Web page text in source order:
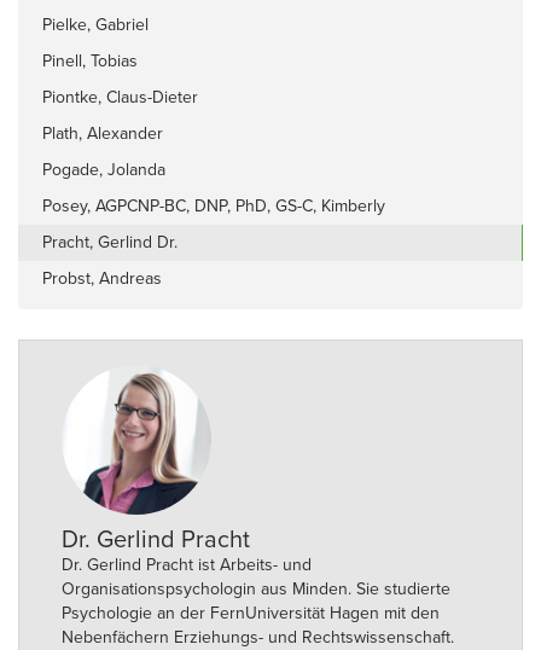
Pielke, Gabriel
Pinell, Tobias
Piontke, Claus-Dieter
Plath, Alexander
Pogade, Jolanda
Posey, AGPCNP-BC, DNP, PhD, GS-C, Kimberly
Pracht, Gerlind Dr.
Probst, Andreas
Dr. Gerlind Pracht
Dr. Gerlind Pracht ist Arbeits- und
Organisationspsychologin aus Minden. Sie studierte
Psychologie an der FernUniversität Hagen mit den
Nebenfächern Erziehungs- und Rechtswissenschaft.